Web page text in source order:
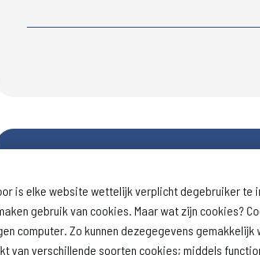
is elke website wettelijk verplicht degebruiker te
gebruik van cookies. Maar wat zijn cookies?
computer. Zo kunnen dezegegevens
van verschillende soorten cookies; middels
Download schoolprofiel